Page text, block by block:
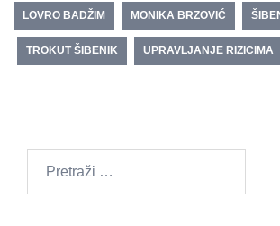
LOVRO BADŽIM MONIKA BRZOVIĆ
TROKUT ŠIBENIK UPRAVLJANJE RIZICIMA